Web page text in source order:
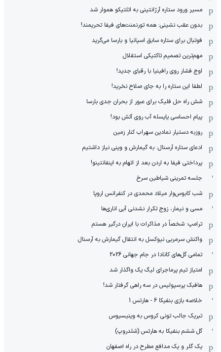
مسیر ورود ستاره آرژانتینی به اتلتیکو هموار شد
بدون عقب نشینی: همه تورنمنت‌های فیفا تحریمند!
فوتبال برای ستاره سابق اسپانیا و بارسا می‌گرید
مهم‌ترین تصمیم تاکتیکی استقلال
اوج فشار روی رافینیا با رقبای جدید!
لطفا این ستاره را به جای صلاح نخرید!
شش راه حل فلیک برای عبور از بحران جدی بارسا
پیام احساسی یایسله آب روی آتش بود!
روزبه دستیار نمادین سهراب کنار زمین
ادعای ستاره آرسنال: به گیمارش و وینی نیاز داشتیم
پرداختی فیفا به اردن بعد از اتهام به اینفانتینو!
جلسه تمرینی شیاطین سرخ
شب کابوس‌وار میلاد محمدی در کنفرانس اروپا
مسی و نیمار، زوج تکرار نشدنی آبی اناری‌ها
ترامپ: شخصاً در مذاکرات با ایران درگیر هستم
واکنش سرمربی نیوکسل به انتقال گیمارش به آرسنال
تمامی گل‌های کانادا در جام جهانی 2026
امتیاز تیم پرماجرای لیگ یک واگذار شد
هافبک پرسپولیس در سه راهی گرفتار شد!
خلاصه بازی بنفیکا 6 - هارتس 1
تبریک جالب تونی کروس به وینیسیوس
گل ششم بنفیکا به هارتس (شلدروپ)
یک گلر و یک مدافع مطرح در راه اصفهان